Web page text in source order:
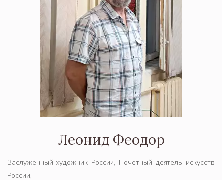
Леонид Феодор
Заслуженный художник России, Почетный деятель искусств
России,